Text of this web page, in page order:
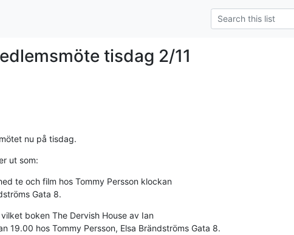
tisdag 2/11
nu på tisdag.
ut som:
te och film hos Tommy Persson klockan
Gata 8.
boken The Dervish House av Ian
19.00 hos Tommy Persson, Elsa Brändströms Gata 8.